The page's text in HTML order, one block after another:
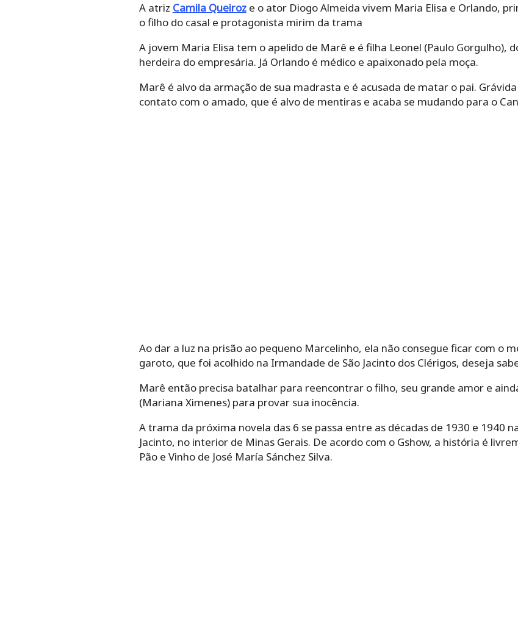
A atriz Camila Queiroze o ator Diogo Almeida vivem Maria Elisa e Orlando,
o filho do casal e protagonista mirim da trama
A jovem Maria Elisa tem o apelido de Marê e é filha Leonel (Paulo Gorgulho),
herdeira do empresária. Já Orlando é médico e apaixonado pela moça.
Marê é alvo da armação de sua madrasta e é acusada de matar o pai.
contato com o amado, que é alvo de mentiras e acaba se mudando para o
Ao dar a luz na prisão ao pequeno Marcelinho, ela não consegue ficar com o
garoto, que foi acolhido na Irmandade de São Jacinto dos Clérigos, deseja
Marê então precisa batalhar para reencontrar o filho, seu grande amor e
(Mariana Ximenes) para provar sua inocência.
A trama da próxima novela das 6 se passa entre as décadas de 1930 e 1940
Jacinto, no interior de Minas Gerais. De acordo com o Gshow, a história é
Pão e Vinho de José María Sánchez Silva.